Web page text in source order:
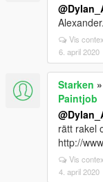
Vis
6. april 2020
Starken »
Paintjob
rätt rakel
http://
Vis
4. april 2020